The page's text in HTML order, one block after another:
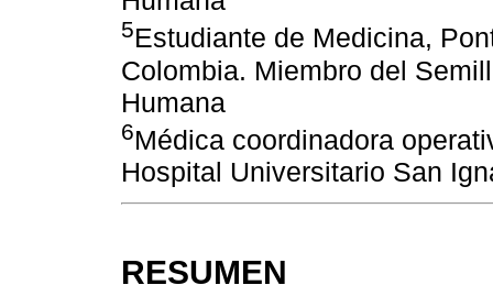
5Estudiante de Medicina,
Colombia. Miembro del
Humana
6Médica coordinadora
Hospital Universitario San
RESUMEN